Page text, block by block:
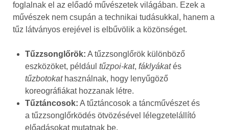
foglalnak el az előadó művészetek világában. Ezek a
művészek nem csupán a technikai tudásukkal, hanem a
tűz látványos erejével is elbűvölik a közönséget.
Tűzzsonglőrök: A tűzzsonglőrök különböző
eszközöket, például tűzpoi-kat, fáklyákatés
tűzbotokathasználnak, hogy lenyűgöző
koreográfiákat hozzanak létre.
Tűztáncosok: A tűztáncosok a táncművészet és
a tűzzsonglőrködés ötvözésével lélegzetelállító
előadásokat mutatnak be.